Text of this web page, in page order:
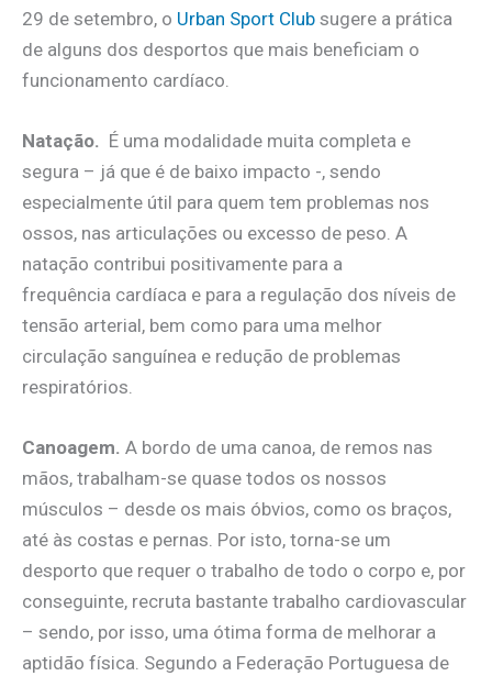
29 de setembro, o Urban Sport Club sugere a prática
de alguns dos desportos que mais beneficiam o
funcionamento cardíaco.
Natação. É uma modalidade muita completa e
segura – já que é de baixo impacto -, sendo
especialmente útil para quem tem problemas nos
ossos, nas articulações ou excesso de peso. A
natação contribui positivamente para a
frequência cardíaca e para a regulação dos níveis de
tensão arterial, bem como para uma melhor
circulação sanguínea e redução de problemas
respiratórios.
Canoagem. A bordo de uma canoa, de remos nas
mãos, trabalham-se quase todos os nossos
músculos – desde os mais óbvios, como os braços,
até às costas e pernas. Por isto, torna-se um
desporto que requer o trabalho de todo o corpo e, por
conseguinte, recruta bastante trabalho cardiovascular
– sendo, por isso, uma ótima forma de melhorar a
aptidão física. Segundo a Federação Portuguesa de